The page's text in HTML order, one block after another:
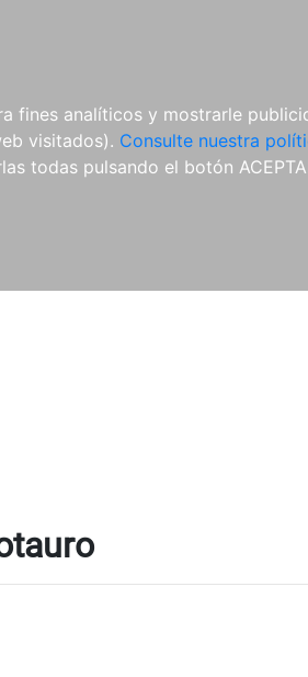
fines analíticos y mostrarle
visitados). Consulte nuestra
todas pulsando el botón